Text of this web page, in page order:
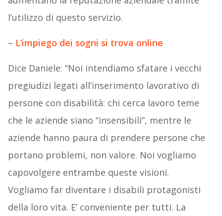
l’utilizzo di questo servizio.
– L’impiego dei sogni si trova online
Dice Daniele: “Noi intendiamo sfatare i vecchi
pregiudizi legati all’inserimento lavorativo di
persone con disabilità: chi cerca lavoro teme
che le aziende siano “insensibili”, mentre le
aziende hanno paura di prendere persone che
portano problemi, non valore. Noi vogliamo
capovolgere entrambe queste visioni.
Vogliamo far diventare i disabili protagonisti
della loro vita. E’ conveniente per tutti. La